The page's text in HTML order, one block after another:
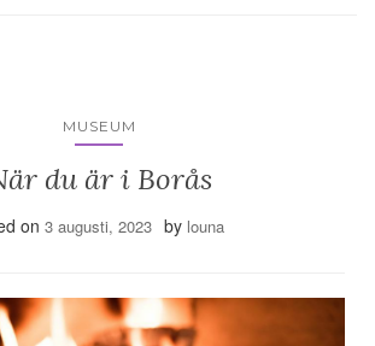
MUSEUM
du är i Borås
on 3 augusti, 2023 by louna